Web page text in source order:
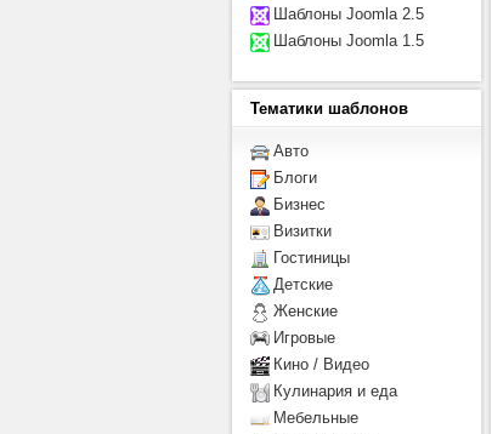
Шаблоны Joomla 2.5
Шаблоны Joomla 1.5
Тематики шаблонов
Авто
Блоги
Бизнес
Визитки
Гостиницы
Детcкие
Женские
Игровые
Кино / Видео
Кулинария и еда
Мебельные